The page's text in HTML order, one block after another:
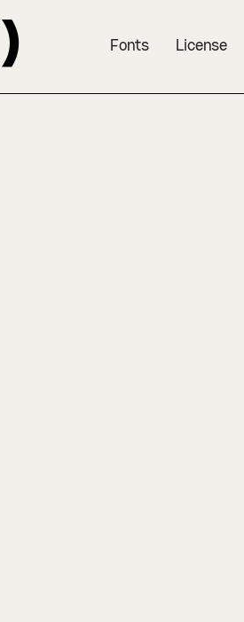
Fonts License